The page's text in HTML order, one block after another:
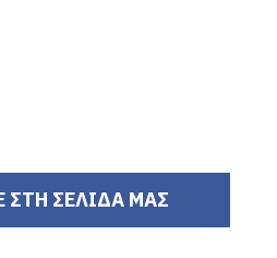
ΣΤΗ ΣΕΛΙΔΑ ΜΑΣ